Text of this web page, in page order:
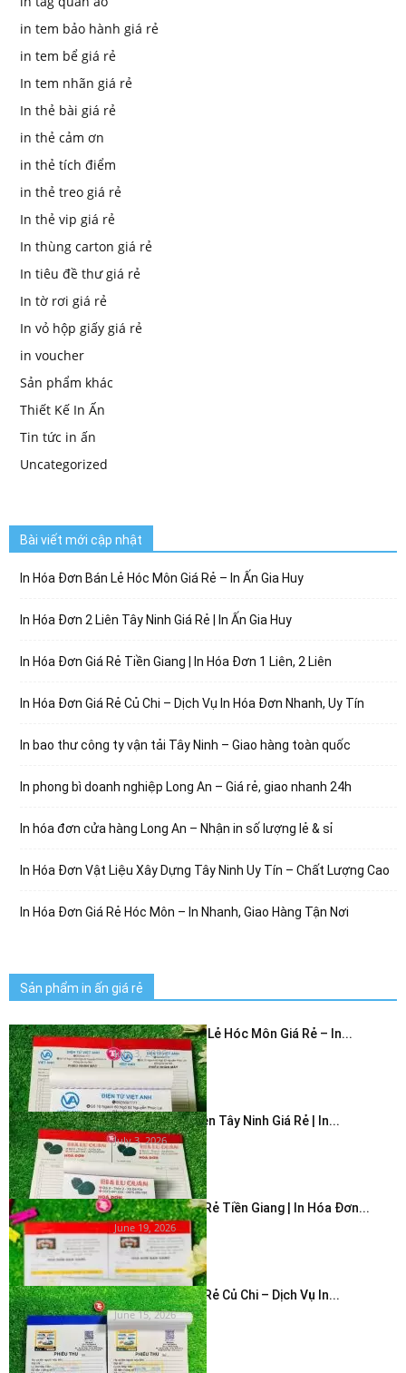
in tem bảo hành giá rẻ
in tem bể giá rẻ
In tem nhãn giá rẻ
In thẻ bài giá rẻ
in thẻ cảm ơn
in thẻ tích điểm
in thẻ treo giá rẻ
In thẻ vip giá rẻ
In thùng carton giá rẻ
In tiêu đề thư giá rẻ
In tờ rơi giá rẻ
In vỏ hộp giấy giá rẻ
in voucher
Sản phẩm khác
Thiết Kế In Ấn
Tin tức in ấn
Uncategorized
Bài viết mới cập nhật
In Hóa Đơn Bán Lẻ Hóc Môn Giá Rẻ – In Ấn Gia Huy
In Hóa Đơn 2 Liên Tây Ninh Giá Rẻ | In Ấn Gia Huy
In Hóa Đơn Giá Rẻ Tiền Giang | In Hóa Đơn 1 Liên, 2 Liên
In Hóa Đơn Giá Rẻ Củ Chi – Dịch Vụ In Hóa Đơn Nhanh, Uy Tín
In bao thư công ty vận tải Tây Ninh – Giao hàng toàn quốc
In phong bì doanh nghiệp Long An – Giá rẻ, giao nhanh 24h
In hóa đơn cửa hàng Long An – Nhận in số lượng lẻ & sỉ
In Hóa Đơn Vật Liệu Xây Dựng Tây Ninh Uy Tín – Chất Lượng Cao
In Hóa Đơn Giá Rẻ Hóc Môn – In Nhanh, Giao Hàng Tận Nơi
Sản phẩm in ấn giá rẻ
In Hóa Đơn Bán Lẻ Hóc Môn Giá Rẻ – In...
July 3, 2026
In Hóa Đơn 2 Liên Tây Ninh Giá Rẻ | In...
July 3, 2026
In Hóa Đơn Giá Rẻ Tiền Giang | In Hóa Đơn...
June 19, 2026
In Hóa Đơn Giá Rẻ Củ Chi – Dịch Vụ In...
June 15, 2026